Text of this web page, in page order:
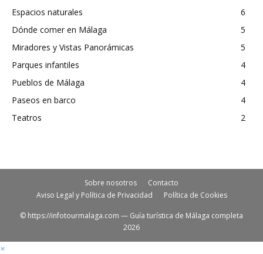
Espacios naturales
6
Dónde comer en Málaga
5
Miradores y Vistas Panorámicas
5
Parques infantiles
4
Pueblos de Málaga
4
Paseos en barco
4
Teatros
2
Sobre nosotros
Contacto
Aviso Legal y Política de Privacidad
Política de Cookies
© https://infotourmalaga.com — Guía turística de Málaga completa
2026
×